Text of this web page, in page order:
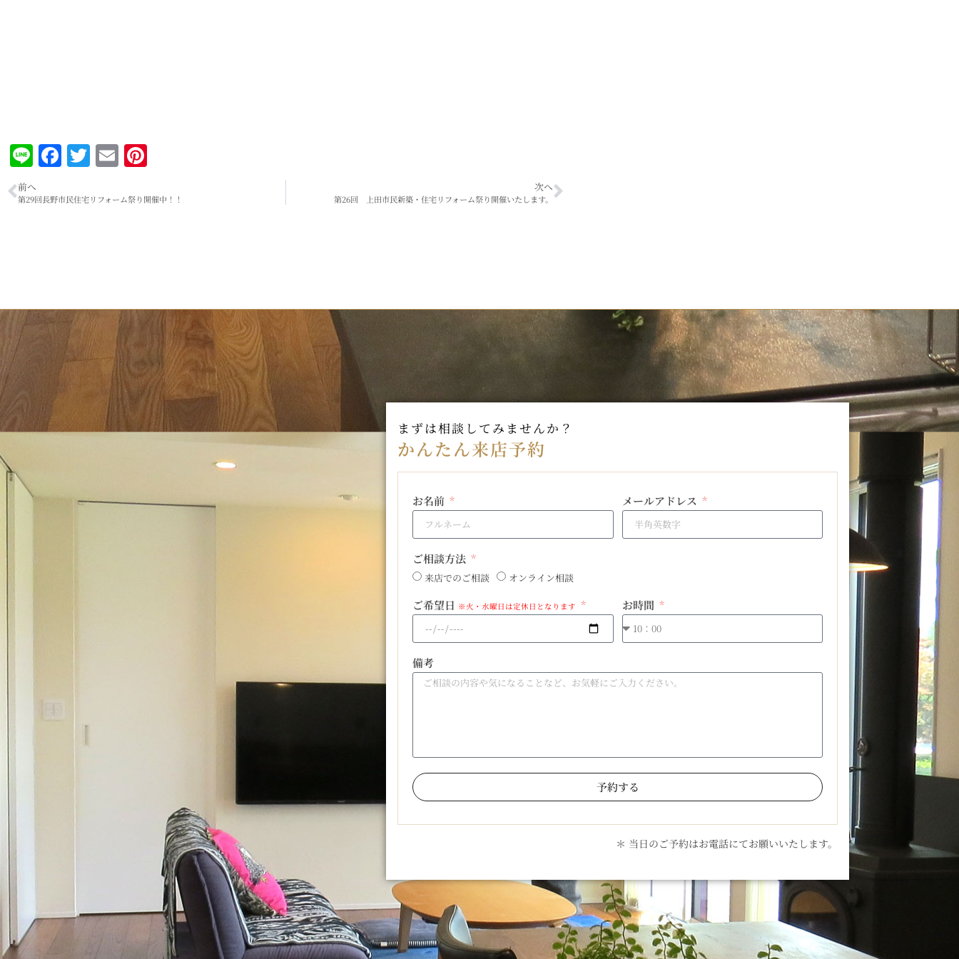
LineFacebook
Twitter
Email
前へ
第29回長野市民住宅リフォーム祭り開催中！！
次へ
第26回 上田市民新築・住宅リフォーム祭り開催いたします。
まずは相談してみませんか？
かんたん来店予約
お名前 メールアドレス
ご相談方法
来店でのご相談 オンライン相談
ご希望日 ※火・水曜日は定休日となります お時間
備考
予約する
＊ 当日のご予約はお電話にてお願いいたします。